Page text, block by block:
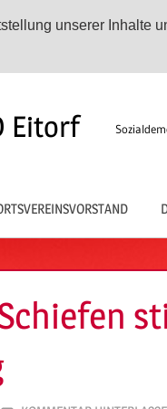
unserer Inhalte
Eitorf